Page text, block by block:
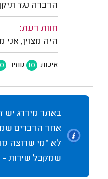
הדברה נגד
חוות דעת:
היה מצוין,
איכות 10 מחיר
באתר מידרג יש
אחד הדברים
לא "מי שרוצה
שמקבל שירות -